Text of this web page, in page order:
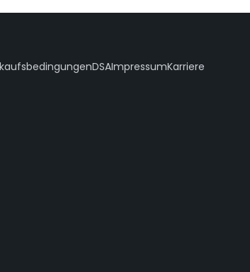
DSAImpressumKarriere